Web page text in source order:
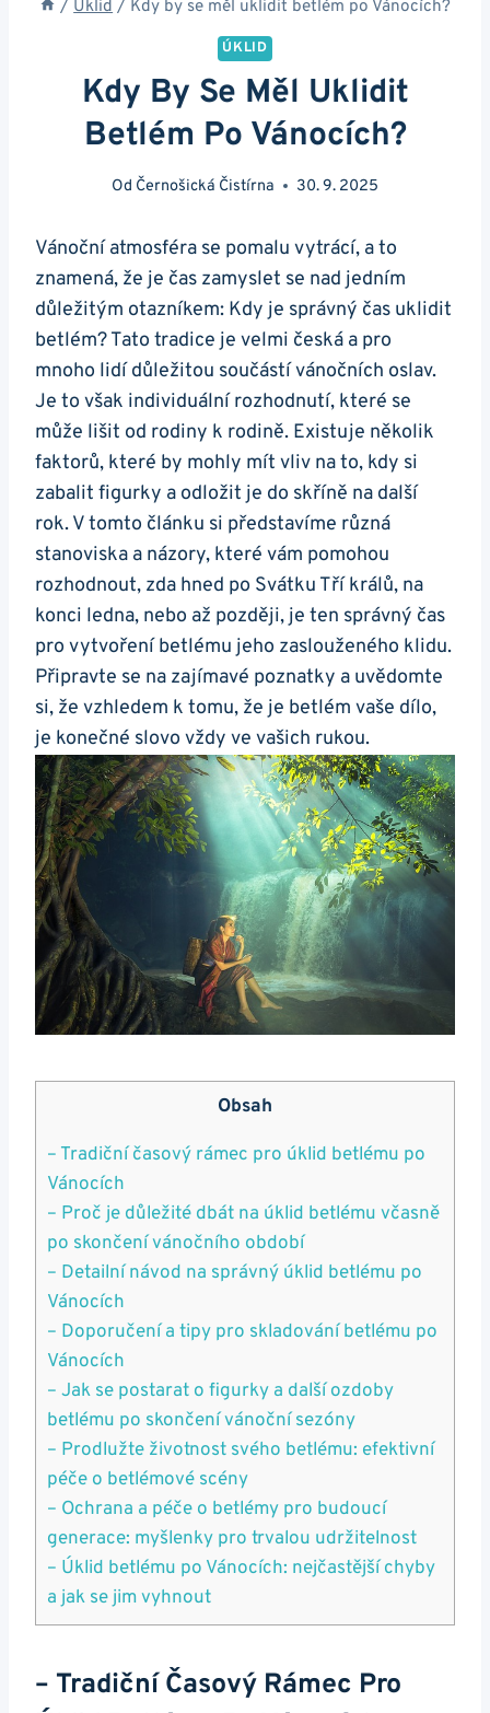
/ Úklid / Kdy by se měl uklidit betlém po Vánocích?
ÚKLID
Kdy By Se Měl Uklidit
Betlém Po Vánocích?
Od Černošická Čistírna 30. 9. 2025
Vánoční atmosféra se pomalu vytrácí, a to
znamená, že je čas zamyslet se nad jedním
důležitým otazníkem: Kdy je správný čas uklidit
betlém? Tato tradice je velmi česká a pro
mnoho lidí důležitou součástí vánočních oslav.
Je to však individuální rozhodnutí, které se
může lišit od rodiny k rodině. Existuje několik
faktorů, které by mohly mít vliv na to, kdy si
zabalit figurky a odložit je do skříně na další
rok. V tomto článku si představíme různá
stanoviska a názory, které vám pomohou
rozhodnout, zda hned po Svátku Tří králů, na
konci ledna, nebo až později, je ten správný čas
pro vytvoření betlému jeho zaslouženého klidu.
Připravte se na zajímavé poznatky a uvědomte
si, že vzhledem k tomu, že je betlém vaše dílo,
je konečné slovo vždy ve vašich rukou.
Obsah
– Tradiční časový rámec pro úklid betlému po
Vánocích
– Proč je důležité dbát na úklid betlému včasně
po skončení vánočního období
– Detailní návod na správný úklid betlému po
Vánocích
– Doporučení a tipy pro skladování betlému po
Vánocích
– Jak se postarat o figurky a další ozdoby
betlému po skončení vánoční sezóny
– Prodlužte životnost svého betlému: efektivní
péče o betlémové scény
– Ochrana a péče o betlémy pro budoucí
generace: myšlenky pro trvalou udržitelnost
– Úklid betlému po Vánocích: nejčastější chyby
a jak se jim vyhnout
– Tradiční Časový Rámec Pro